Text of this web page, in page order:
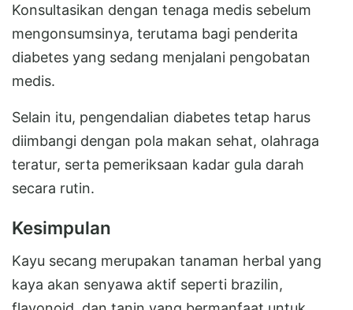
Konsultasikan dengan tenaga medis sebelum
mengonsumsinya, terutama bagi penderita
diabetes yang sedang menjalani pengobatan
medis.
Selain itu, pengendalian diabetes tetap harus
diimbangi dengan pola makan sehat, olahraga
teratur, serta pemeriksaan kadar gula darah
secara rutin.
Kesimpulan
Kayu secang merupakan tanaman herbal yang
kaya akan senyawa aktif seperti brazilin,